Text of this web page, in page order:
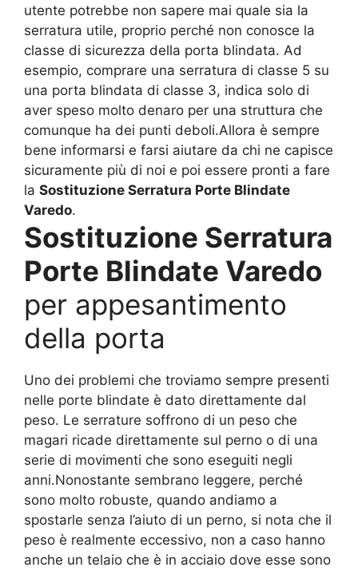
utente potrebbe non sapere mai quale sia la
serratura utile, proprio perché non conosce la
classe di sicurezza della porta blindata. Ad
esempio, comprare una serratura di classe 5 su
una porta blindata di classe 3, indica solo di
aver speso molto denaro per una struttura che
comunque ha dei punti deboli.Allora è sempre
bene informarsi e farsi aiutare da chi ne capisce
sicuramente più di noi e poi essere pronti a fare
la Sostituzione Serratura Porte Blindate
Varedo.
Sostituzione Serratura
Porte Blindate Varedo
per appesantimento
della porta
Uno dei problemi che troviamo sempre presenti
nelle porte blindate è dato direttamente dal
peso. Le serrature soffrono di un peso che
magari ricade direttamente sul perno o di una
serie di movimenti che sono eseguiti negli
anni.Nonostante sembrano leggere, perché
sono molto robuste, quando andiamo a
spostarle senza l’aiuto di un perno, si nota che il
peso è realmente eccessivo, non a caso hanno
anche un telaio che è in acciaio dove esse sono